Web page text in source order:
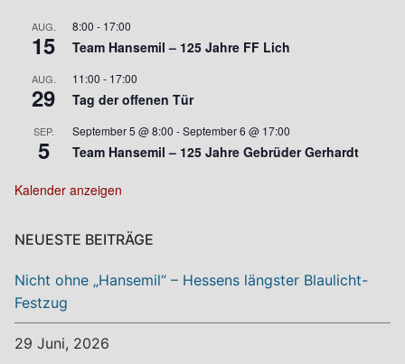
AUG.
15
8:00 - 17:00
Team Hansemil – 125 Jahre FF Lich
AUG.
29
11:00 - 17:00
Tag der offenen Tür
SEP.
5
September 5 @ 8:00 -September 6 @ 17:00
Team Hansemil – 125 Jahre Gebrüder Gerhardt
Kalender anzeigen
NEUESTE BEITRÄGE
Nicht ohne „Hansemil“ – Hessens längster Blaulicht-
Festzug
29 Juni, 2026